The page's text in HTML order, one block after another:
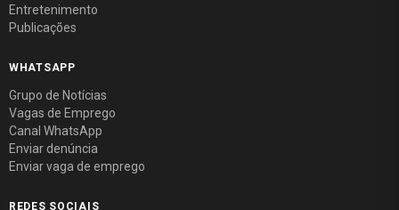
Entretenimento
Publicações
WHATSAPP
Grupo de Notícias
Vagas de Emprego
Canal WhatsApp
Enviar denúncia
Enviar vaga de emprego
REDES SOCIAIS